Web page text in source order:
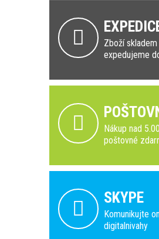
Zboží skladem
expedujeme
Nákup nad
poštovné
SKYPE
Komunikujte
digitalnivahy